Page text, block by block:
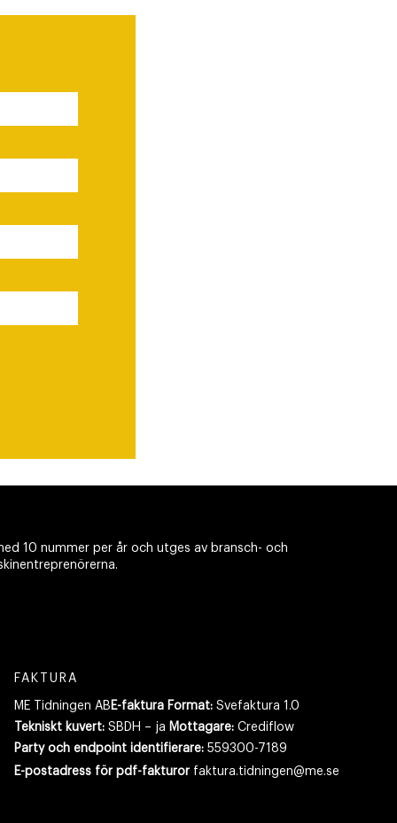
10 nummer per år och utges av bransch- och
FAKTURA
ME Tidningen AB E-faktura Format:Svefaktura 1.0
Tekniskt kuvert:SBDH – ja Mottagare:Crediflow
Party och endpoint identifierare:559300-7189
E-postadress för pdf-fakturor faktura.tidningen@me.se